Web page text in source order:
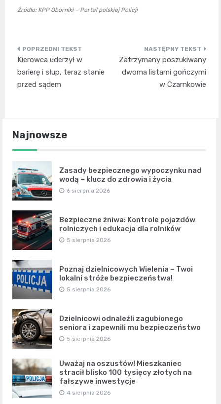
Źródło: KPP Oborniki – Portal polskiej Policji
Nawigacja
wpisu
Kierowca uderzył w
barierę i słup, teraz stanie
przed sądem
Zatrzymany poszukiwany
dwoma listami gończymi
w Czarnkowie
Najnowsze
Zasady bezpiecznego wypoczynku nad
wodą – klucz do zdrowia i życia
6 sierpnia 2026
Bezpieczne żniwa: Kontrole pojazdów
rolniczych i edukacja dla rolników
5 sierpnia 2026
Poznaj dzielnicowych Wielenia – Twoi
lokalni stróże bezpieczeństwa!
5 sierpnia 2026
Dzielnicowi odnaleźli zagubionego
seniora i zapewnili mu bezpieczeństwo
5 sierpnia 2026
Uważaj na oszustów! Mieszkaniec
stracił blisko 100 tysięcy złotych na
fałszywe inwestycje
4 sierpnia 2026